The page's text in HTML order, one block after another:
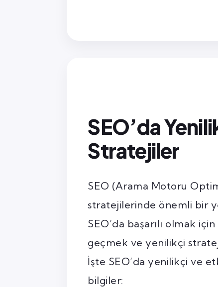
SEO’da
Stratejiler
SEO (Arama Motoru
stratejilerinde önemli bir
SEO’da başarılı olmak
geçmek ve yenilikçi
İşte SEO’da yenilikçi ve
bilgiler: